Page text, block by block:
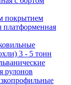
покрытием
платформенная
3 - 5 тонн
рулонов